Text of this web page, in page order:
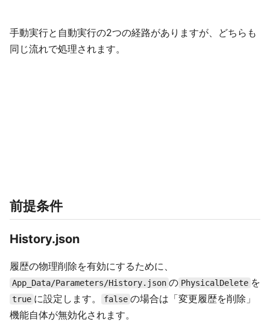
手動実行と自動実行の2つの経路がありますが、どちらも
同じ流れで処理されます。
前提条件
History.json
履歴の物理削除を有効にするために、
App_Data/Parameters/History.json の PhysicalDelete を
true に設定します。 false の場合は「変更履歴を削除」
機能自体が無効化されます。